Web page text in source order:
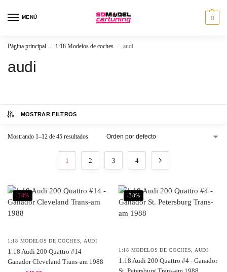
MENÚ 0
Página principal / 1:18 Modelos de coches / audi
audi
MOSTRAR FILTROS
Mostrando 1–12 de 45 resultados
1 2 3 4
-38%
1:18 MODELOS DE COCHES AUDI
1:18 Audi 200 Quattro #14 -
Ganador Cleveland Trans-am 1988
-38%
1:18 MODELOS DE COCHES, AUDI
1:18 Audi 200 Quattro #4 - Ganador